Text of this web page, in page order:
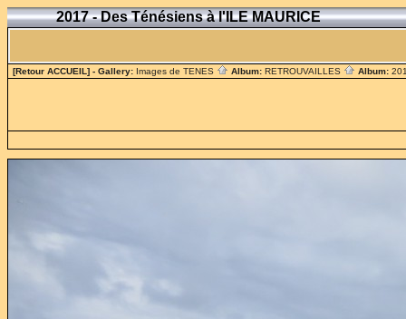
2017 - Des Ténésiens à l'ILE MAURICE
[Retour ACCUEIL] - Gallery: Images de TENES Album: RETROUVAILLES Album: